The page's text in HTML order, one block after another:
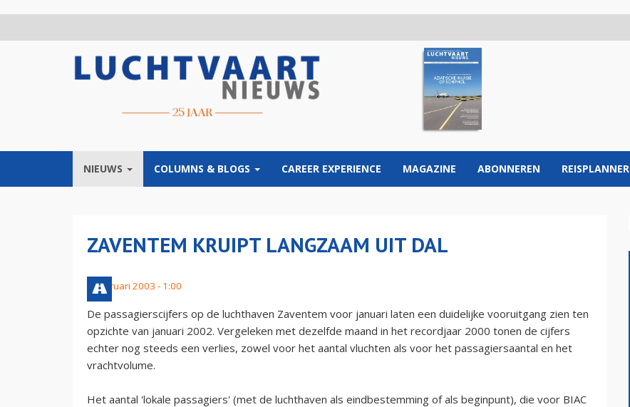
NIEUWS COLUMNS & BLOGS CAREER EXPERIENCE MAGAZINE ABONNEREN REISPLANNER
ZAVENTEM KRUIPT LANGZAAM UIT DAL
5 februari 2003 - 1:00
De passagierscijfers op de luchthaven Zaventem voor januari laten een duidelijke vooruitgang zien ten
opzichte van januari 2002. Vergeleken met dezelfde maand in het recordjaar 2000 tonen de cijfers
echter nog steeds een verlies, zowel voor het aantal vluchten als voor het passagiersaantal en het
vrachtvolume.
Het aantal 'lokale passagiers' (met de luchthaven als eindbestemming of als beginpunt), die voor BIAC